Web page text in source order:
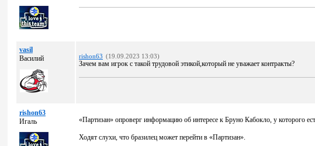
vasil
Василий
rishon63 (19.09.2023 13:03)
Зачем вам игрок с такой трудовой этикой,который не уважает контракты?
rishon63
Игаль
«Партизан» опроверг информацию об интересе к Бруно Кабокло, у которого
Ходят слухи, что бразилец может перейти в «Партизан».